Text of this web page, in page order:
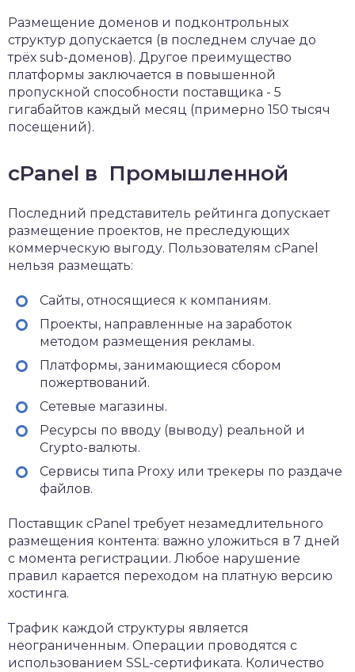
Размещение доменов и подконтрольных
структур допускается (в последнем случае до
трёх sub-доменов). Другое преимущество
платформы заключается в повышенной
пропускной способности поставщика - 5
гигабайтов каждый месяц (примерно 150 тысяч
посещений).
cPanel в Промышленной
Последний представитель рейтинга допускает
размещение проектов, не преследующих
коммерческую выгоду. Пользователям cPanel
нельзя размещать:
Сайты, относящиеся к компаниям.
Проекты, направленные на заработок
методом размещения рекламы.
Платформы, занимающиеся сбором
пожертвований.
Сетевые магазины.
Ресурсы по вводу (выводу) реальной и
Crypto-валюты.
Сервисы типа Proxy или трекеры по раздаче
файлов.
Поставщик cPanel требует незамедлительного
размещения контента: важно уложиться в 7 дней
с момента регистрации. Любое нарушение
правил карается переходом на платную версию
хостинга.
Трафик каждой структуры является
неограниченным. Операции проводятся с
использованием SSL-сертификата. Количество